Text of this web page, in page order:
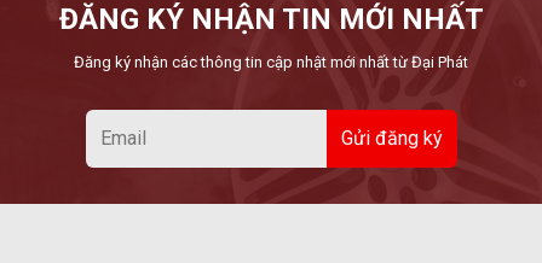
ĐĂNG KÝ NHẬN TIN MỚI NHẤT
Đăng ký nhận các thông tin cập nhật mới nhất từ Đại Phát